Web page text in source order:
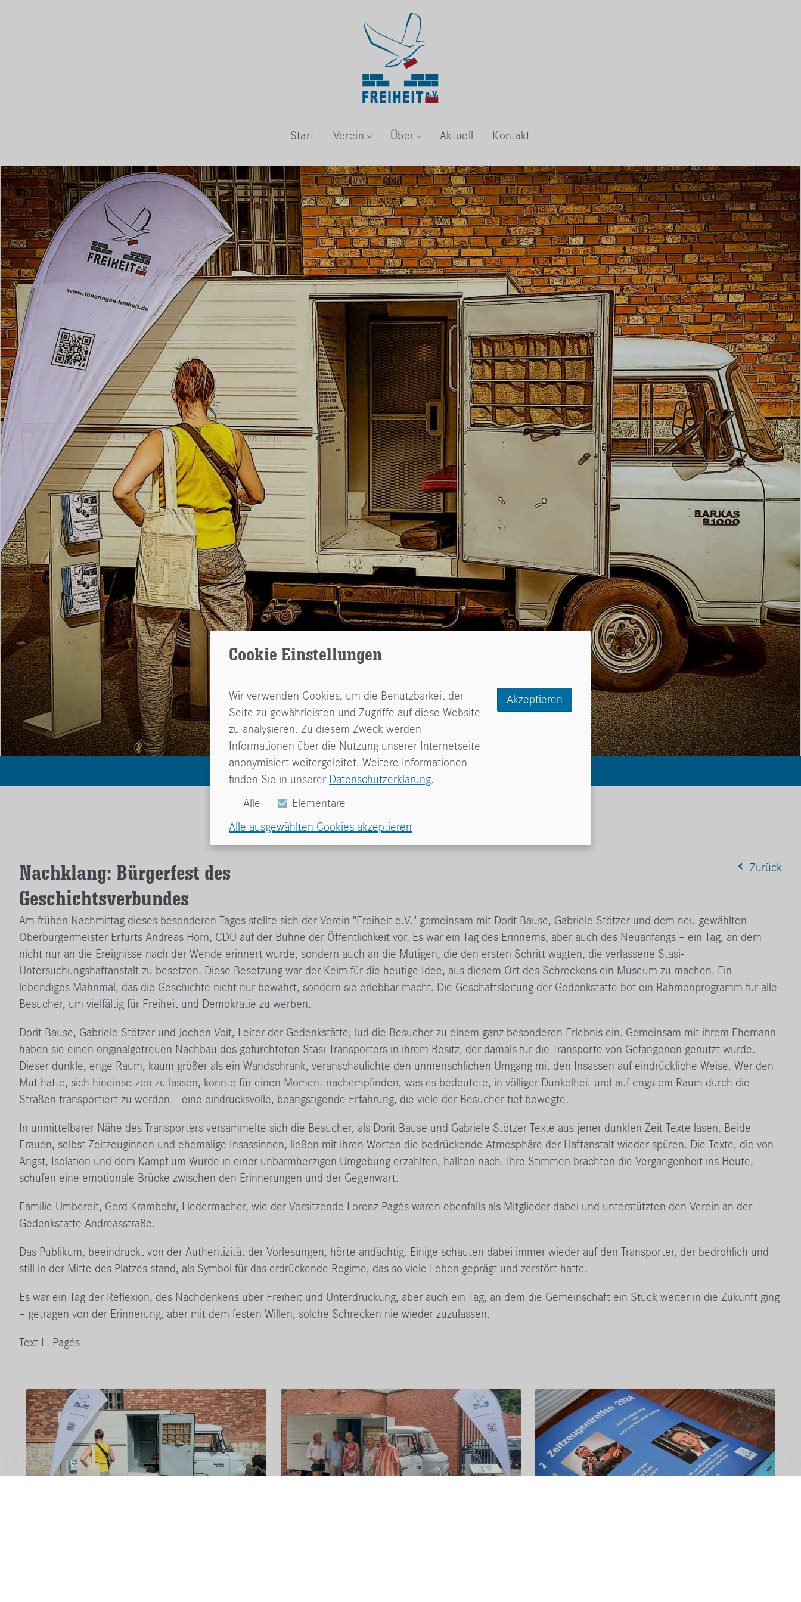
Start Verein Über Aktuell Kontakt
Start»Über »Archiv» Nachklang: Bürgerfest des Geschichtsverbundes
Nachklang: Bürgerfest des
Geschichtsverbundes
Zurück
Am frühen Nachmittag dieses besonderen Tages stellte sich der Verein "Freiheit e.V." gemeinsam mit Dorit Bause, Gabriele Stötzer und dem neu gewählten
Oberbürgermeister Erfurts Andreas Horn, CDU auf der Bühne der Öffentlichkeit vor. Es war ein Tag des Erinnerns, aber auch des Neuanfangs – ein Tag, an dem
nicht nur an die Ereignisse nach der Wende erinnert wurde, sondern auch an die Mutigen, die den ersten Schritt wagten, die verlassene Stasi-
Untersuchungshaftanstalt zu besetzen. Diese Besetzung war der Keim für die heutige Idee, aus diesem Ort des Schreckens ein Museum zu machen. Ein
lebendiges Mahnmal, das die Geschichte nicht nur bewahrt, sondern sie erlebbar macht. Die Geschäftsleitung der Gedenkstätte bot ein Rahmenprogramm für alle
Besucher, um vielfältig für Freiheit und Demokratie zu werben.
Dorit Bause, Gabriele Stötzer und Jochen Voit, Leiter der Gedenkstätte, lud die Besucher zu einem ganz besonderen Erlebnis ein. Gemeinsam mit ihrem Ehemann
haben sie einen originalgetreuen Nachbau des gefürchteten Stasi-Transporters in ihrem Besitz, der damals für die Transporte von Gefangenen genutzt wurde.
Dieser dunkle, enge Raum, kaum größer als ein Wandschrank, veranschaulichte den unmenschlichen Umgang mit den Insassen auf eindrückliche Weise. Wer den
Mut hatte, sich hineinsetzen zu lassen, konnte für einen Moment nachempfinden, was es bedeutete, in völliger Dunkelheit und auf engstem Raum durch die
Straßen transportiert zu werden – eine eindrucksvolle, beängstigende Erfahrung, die viele der Besucher tief bewegte.
In unmittelbarer Nähe des Transporters versammelte sich die Besucher, als Dorit Bause und Gabriele Stötzer Texte aus jener dunklen Zeit Texte lasen. Beide
Frauen, selbst Zeitzeuginnen und ehemalige Insassinnen, ließen mit ihren Worten die bedrückende Atmosphäre der Haftanstalt wieder spüren. Die Texte, die von
Angst, Isolation und dem Kampf um Würde in einer unbarmherzigen Umgebung erzählten, hallten nach. Ihre Stimmen brachten die Vergangenheit ins Heute,
schufen eine emotionale Brücke zwischen den Erinnerungen und der Gegenwart.
Familie Umbereit, Gerd Krambehr, Liedermacher, wie der Vorsitzende Lorenz Pagés waren ebenfalls als Mitglieder dabei und unterstützten den Verein an der
Gedenkstätte Andreasstraße.
Das Publikum, beeindruckt von der Authentizität der Vorlesungen, hörte andächtig. Einige schauten dabei immer wieder auf den Transporter, der bedrohlich und
still in der Mitte des Platzes stand, als Symbol für das erdrückende Regime, das so viele Leben geprägt und zerstört hatte.
Es war ein Tag der Reflexion, des Nachdenkens über Freiheit und Unterdrückung, aber auch ein Tag, an dem die Gemeinschaft ein Stück weiter in die Zukunft ging
– getragen von der Erinnerung, aber mit dem festen Willen, solche Schrecken nie wieder zuzulassen.
Text L. Pagés
Cookie Einstellungen
Wir verwenden Cookies, um die Benutzbarkeit der
Seite zu gewährleisten und Zugriffe auf diese Website
zu analysieren. Zu diesem Zweck werden
Informationen über die Nutzung unserer Internetseite
anonymisiert weitergeleitet. Weitere Informationen
finden Sie in unserer Datenschutzerklärung.
Akzeptieren
Alle
Elementare
Alle ausgewählten Cookies akzeptieren